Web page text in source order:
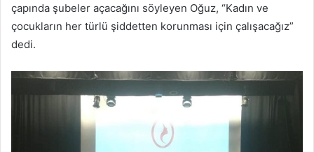
çapında şubeler açacağını söyleyen Oğuz, “Kadın ve
çocukların her türlü şiddetten korunması için çalışacağız”
dedi.